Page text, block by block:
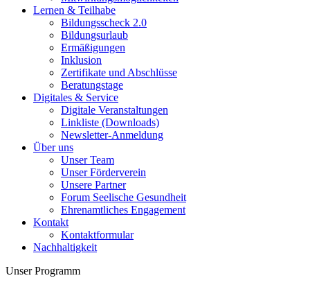
Lernen & Teilhabe
Bildungsscheck 2.0
Bildungsurlaub
Ermäßigungen
Inklusion
Zertifikate und Abschlüsse
Beratungstage
Digitales & Service
Digitale Veranstaltungen
Linkliste (Downloads)
Newsletter-Anmeldung
Über uns
Unser Team
Unser Förderverein
Unsere Partner
Forum Seelische Gesundheit
Ehrenamtliches Engagement
Kontakt
Kontaktformular
Nachhaltigkeit
Unser Programm